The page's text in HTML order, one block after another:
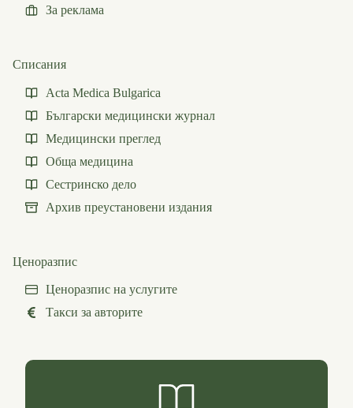
За реклама
Списания
Acta Medica Bulgarica
Български медицински журнал
Медицински преглед
Обща медицина
Сестринско дело
Архив преустановени издания
Ценоразпис
Ценоразпис на услугите
Такси за авторите